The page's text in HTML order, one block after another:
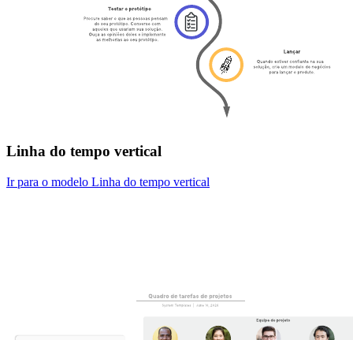
Linha do tempo vertical
Ir para o modelo Linha do tempo vertical